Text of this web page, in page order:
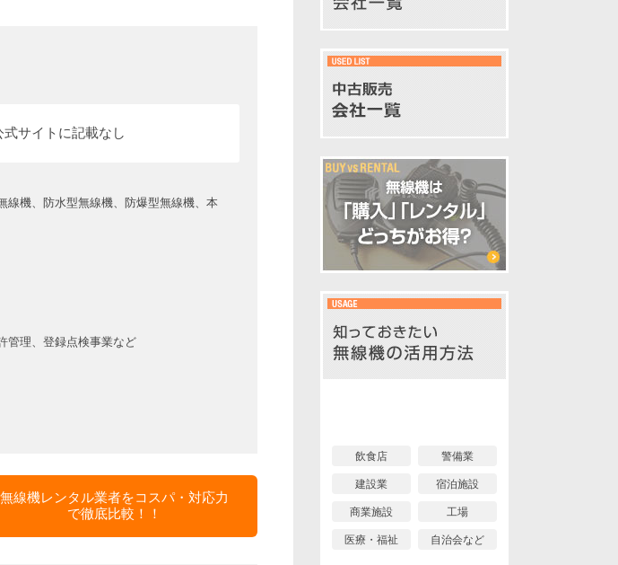
式サイトに記載なし
線機、防水型無線機、防爆型無線機、本
管理、登録点検事業など
無線機レンタル業者をコスパ・対応力
で徹底比較！！
飲食店 警備業
建設業 宿泊施設
商業施設 工場
医療・福祉 自治会など